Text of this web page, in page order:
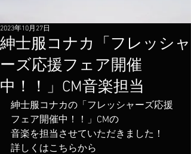
紳士服コナカ「フレッシャ
ーズ応援フェア開催
中！！」CM音楽担当
2023年10月27日
紳士服コナカの「フレッシャーズ応援
フェア開催中！！」CMの
音楽を担当させていただきました！
詳しくはこちらから